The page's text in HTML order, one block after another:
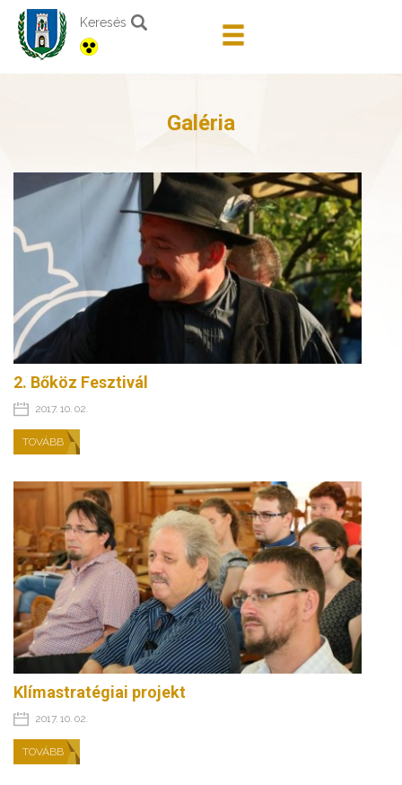
Keresés
Galéria
2. Bőköz Fesztivál
2017. 10. 02.
TOVÁBB
Klímastratégiai projekt
2017. 10. 02.
TOVÁBB